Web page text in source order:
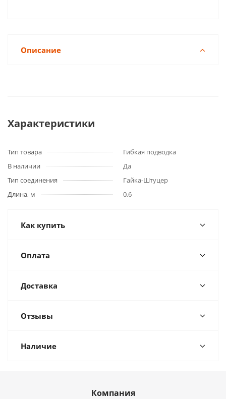
Описание
Характеристики
Тип товара
Гибкая подводка
В наличии
Да
Тип соединения
Гайка-Штуцер
Длина, м
0,6
Как купить
Оплата
Доставка
Отзывы
Наличие
Компания